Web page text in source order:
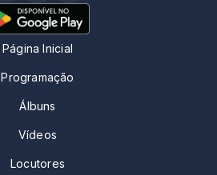
Página Inicial
Programação
Álbuns
Vídeos
Locutores